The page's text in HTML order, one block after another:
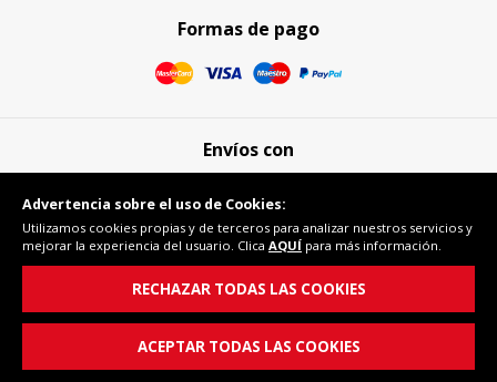
Formas de pago
Envíos con
Compra segura
Advertencia sobre el uso de Cookies:
Utilizamos cookies propias y de terceros para analizar nuestros servicios y
mejorar la experiencia del usuario. Clica AQUÍ para más información.
RECHAZAR TODAS LAS COOKIES
ACEPTAR TODAS LAS COOKIES